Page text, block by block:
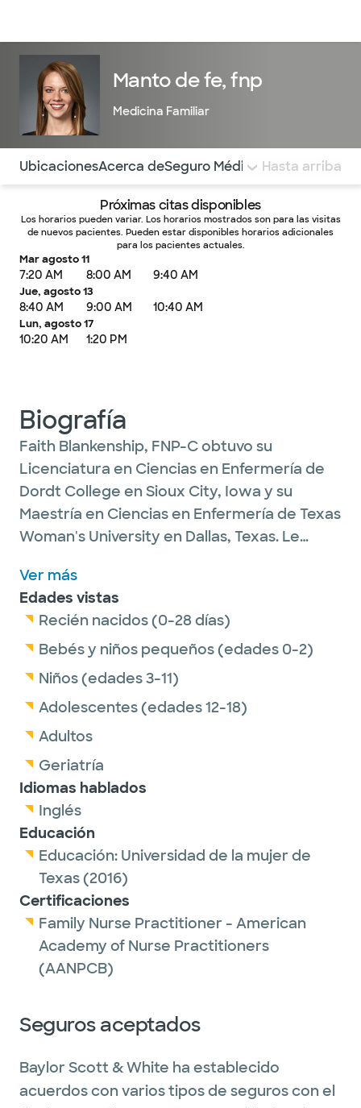
Manto de fe, fnp
Medicina Familiar
Utilice esta navegación para saltar rápidamente a
UbicacionesAcerca deSeguro Médico COMENTARIOS
Hasta arriba
Próximas citas disponibles
Los horarios pueden variar. Los horarios mostrados son para las visitas
de nuevos pacientes. Pueden estar disponibles horarios adicionales
para los pacientes actuales.
Mar agosto 11
7:20 AM 8:00 AM 9:40 AM
Jue, agosto 13
8:40 AM 9:00 AM 10:40 AM
Lun, agosto 17
10:20 AM 1:20 PM
Biografía
Faith Blankenship, FNP-C obtuvo su
Licenciatura en Ciencias en Enfermería de
Dordt College en Sioux City, Iowa y su
Maestría en Ciencias en Enfermería de Texas
Woman's University en Dallas, Texas. Le
pacientes desde recién nacidos hasta
ancianos. La fe ayuda a controlar los
problemas crónicos, así como la atención
médica preventiva, al mismo tiempo que
destaca la importancia de la dieta y el
pero ha estado en Texas desde 2012. Está
casada con un director deportivo y es la
orgullosa dueña de dos cachorros. Fuera del
trabajo, a Faith le gusta correr medias
maratones y hornear.
Ver más
Edades vistas
Recién nacidos (0-28 días)
Bebés y niños pequeños (edades 0-2)
Niños (edades 3-11)
Adolescentes (edades 12-18)
Adultos
Geriatría
Idiomas hablados
Inglés
Educación
Educación: Universidad de la mujer de
Texas(2016)
Certificaciones
Family Nurse Practitioner - American
Academy of Nurse Practitioners
(AANPCB)
Seguros aceptados
Baylor Scott & White ha establecido
acuerdos con varios tipos de seguros con el